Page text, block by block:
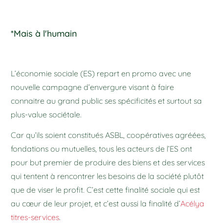
*Mais à l'humain
L’économie sociale (ES) repart en promo avec une
nouvelle campagne d’envergure visant à faire
connaitre au grand public ses spécificités et surtout sa
plus-value sociétale.
Car qu’ils soient constitués ASBL, coopératives agréées,
fondations ou mutuelles, tous les acteurs de l’ES ont
pour but premier de produire des biens et des services
qui tentent à rencontrer les besoins de la société plutôt
que de viser le profit. C’est cette finalité sociale qui est
au cœur de leur projet, et c’est aussi la finalité d’Acélya
titres-services.